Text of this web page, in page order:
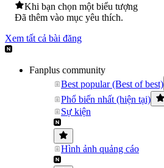
Khi bạn chọn một biểu tượng
Đã thêm vào mục yêu thích.
Xem tất cả bài đăng
Fanplus community
Best popular (Best of best)
Phổ biến nhất (hiện tại)
Sự kiện
Hình ảnh quảng cáo